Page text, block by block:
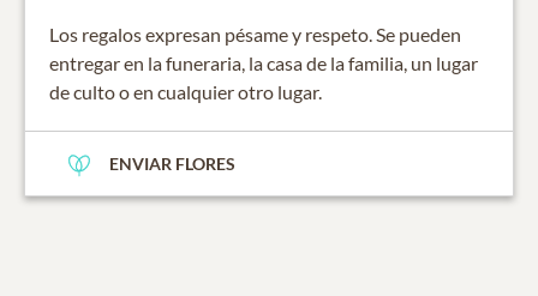
Los regalos expresan pésame y respeto. Se pueden
entregar en la funeraria, la casa de la familia, un lugar
de culto o en cualquier otro lugar.
ENVIAR FLORES